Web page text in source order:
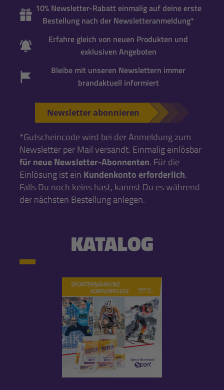
10% Newsletter-Rabatt einmalig auf deine erste
Bestellung nach der Newsletteranmeldung*
Erfahre gleich von neuen Produkten und
exklusiven Angeboten
Bleibe mit unseren Newslettern immer
brandaktuell informiert
Newsletter abonnieren
*Gutscheincode wird bei der Anmeldung zum
Newsletter per Mail versandt. Einmalig einlösbar
für neue Newsletter-Abonnenten. Für die
Einlösung ist ein Kundenkonto erforderlich.
Falls Du noch keins hast, kannst Du es während
der nächsten Bestellung anlegen.
KATALOG